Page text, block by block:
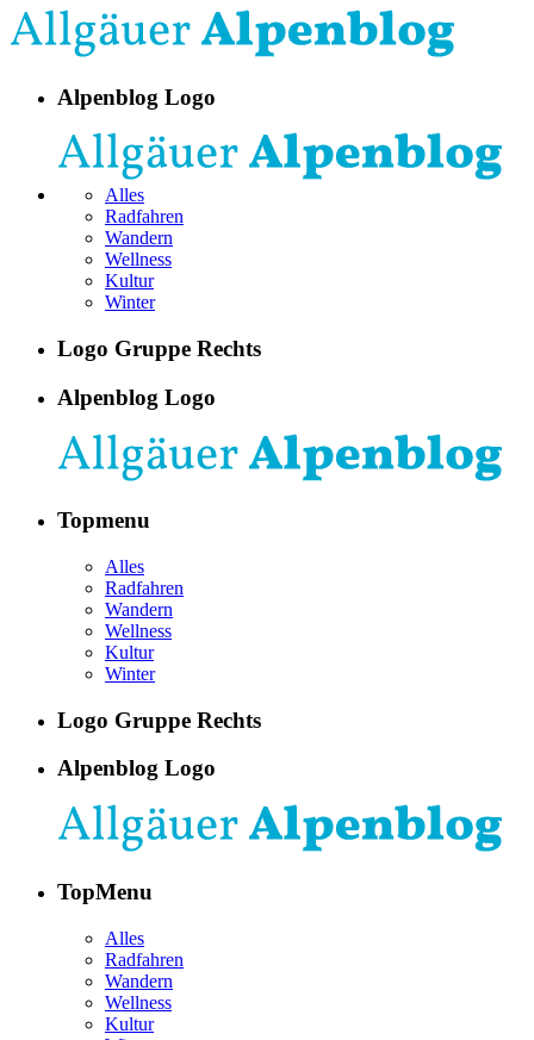
Alpenblog Logo
Alles
Radfahren
Wandern
Wellness
Kultur
Winter
Logo Gruppe Rechts
Alpenblog Logo
Topmenu
Alles
Radfahren
Wandern
Wellness
Kultur
Winter
Logo Gruppe Rechts
Alpenblog Logo
TopMenu
Alles
Radfahren
Wandern
Wellness
Kultur